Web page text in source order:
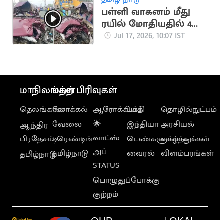
பள்ளி வாகனம் மீது
ரயில் மோதியதில் 4
குழந்தைகள் பலி
Jul 17, 2026, 10:07 IST
மாநிலங்கள்
தெலங்கானா
ஆந்திர
பிரதேசம்
தமிழ்நாடு
மற்ற பிரிவுகள்
லோக்கல்
வேலை
டிரெண்டிங்
தமிழ்நாடு
ஆரோக்கியம்
🌟
வாட்ஸ்
அப்
STATUS
பொழுதுப்போக்கு
குற்றம்
பக்தி
இந்தியா
பெண்களுக்காக
வைரல்
தொழில்நுட்பம்
அரசியல்
வாழ்த்துக்கள்
விளம்பரங்கள்